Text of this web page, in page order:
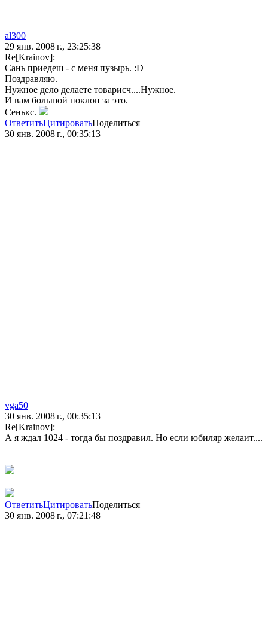
al300
29 янв. 2008 г., 23:25:38
Re[Krainov]:
Сань приедеш - с меня пузырь. :D
Поздравляю.
Нужное дело делаете товарисч....Нужное.
И вам большой поклон за это.
Сенькс.
ОтветитьЦитироватьПоделиться
30 янв. 2008 г., 00:35:13
vga50
30 янв. 2008 г., 00:35:13
Re[Krainov]:
А я ждал 1024 - тогда бы поздравил. Но если юбиляр желаит....
ОтветитьЦитироватьПоделиться
30 янв. 2008 г., 07:21:48